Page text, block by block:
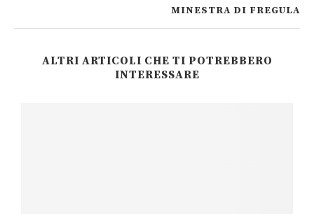
MINESTRA DI FREGULA
ALTRI ARTICOLI CHE TI POTREBBERO
INTERESSARE